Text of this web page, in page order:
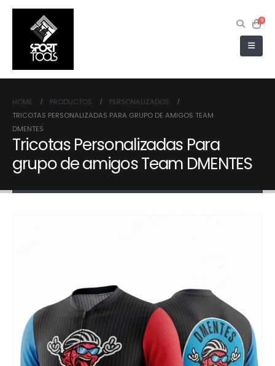
0
HOME PRODUCTOS
PERSONALIZADOS
TRICOTAS PERSONALIZADAS PARA GRUPO DE AMIGOS TEAM
DMENTES
Tricotas Personalizadas Para
grupo de amigos Team DMENTES